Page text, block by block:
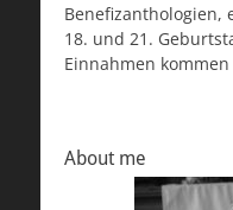
Benefizanthologien,
18. und 21.
Einnahmen
About me